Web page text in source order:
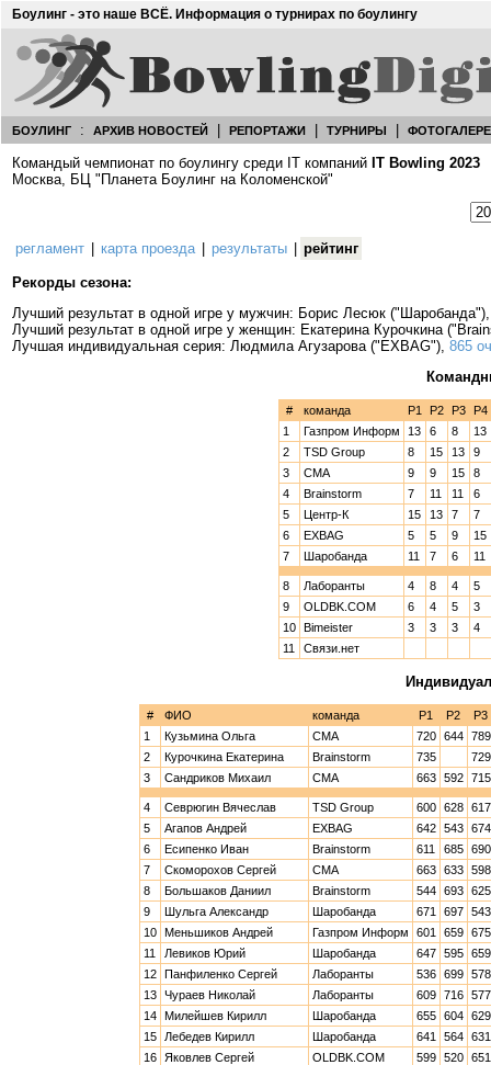
Боулинг - это наше ВСЁ. Информация о турнирах по боулингу
БОУЛИНГ : АРХИВ НОВОСТЕЙ РЕПОРТАЖИ ТУРНИРЫ
Командый чемпионат по боулингу среди IT компаний IT Bowling 2023
Москва, БЦ "Планета Боулинг на Коломенской"
регламент карта проезда результаты рейтинг
Рекорды сезона:
Лучший результат в одной игре у мужчин: Борис Лесюк
Лучший результат в одной игре у женщин: Екатерина Курочкина
Лучшая индивидуальная серия: Людмила Агузарова ("EXBAG"), 865
# команда Р1 Р2 Р3
Р4
1
Газпром Информ 13 6 8
13
2
TSD Group 8 15 13
9
3
CMA 9 9 15
8
4
Brainstorm 7 11 11
6
5
Центр-К 15 13 7
7
6
EXBAG 5 5 9
15
7
Шаробанда 11 7 6 11
8 Лаборанты 4 8 4
5
9
OLDBK.COM 6 4 5
3
10
Bimeister 3 3 3
4
11
Связи.нет
# ФИО команда Р1 Р2
Р3
1
Кузьмина Ольга CMA 720 644
789
2
Курочкина Екатерина Brainstorm 735
729
3
Сандриков Михаил CMA 663 592 715
4 Севрюгин Вячеслав TSD Group 600 628
617
5
Агапов Андрей EXBAG 642 543
674
6
Есипенко Иван Brainstorm 611 685
690
7
Скоморохов Сергей CMA 663 633
598
8
Большаков Даниил Brainstorm 544 693
625
9
Шульга Александр Шаробанда 671 697
543
10
Меньшиков Андрей Газпром Информ 601 659
675
11
Левиков Юрий Шаробанда 647 595
659
12
Панфиленко Сергей Лаборанты 536 699
578
13
Чураев Николай Лаборанты 609 716
577
14
Милейшев Кирилл Шаробанда 655 604
629
15
Лебедев Кирилл Шаробанда 641 564
631
16
Яковлев Сергей OLDBK.COM 599 520
651